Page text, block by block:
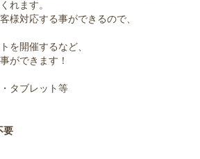
れます。
様対応する事ができるので、
を開催するなど、
ができます！
タブレット等
要